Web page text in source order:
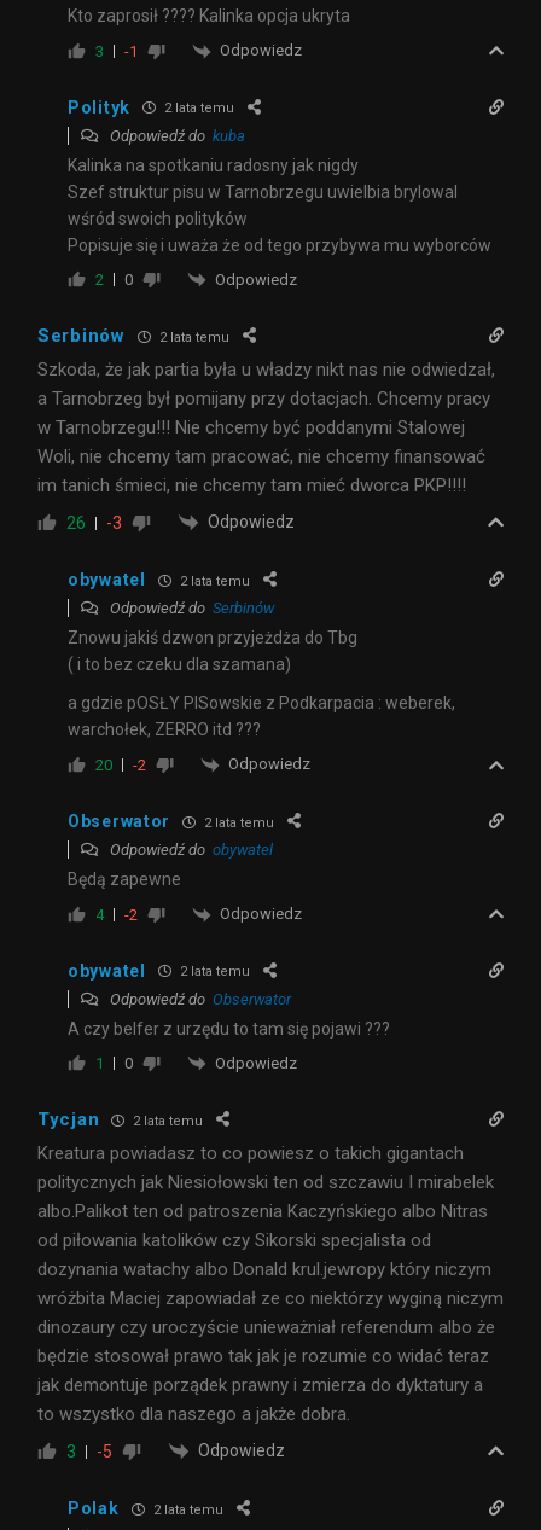
Kto zaprosił ???? Kalinka opcja ukryta
3 -1 Odpowiedz
Polityk 2 lata temu
Odpowiedź do kuba
Kalinka na spotkaniu radosny jak nigdy
Szef struktur pisu w Tarnobrzegu uwielbia brylowal
wśród swoich polityków
Popisuje się i uważa że od tego przybywa mu wyborców
2 0 Odpowiedz
Serbinów 2 lata temu
Szkoda, że jak partia była u władzy nikt nas nie odwiedzał,
a Tarnobrzeg był pomijany przy dotacjach. Chcemy pracy
w Tarnobrzegu!!! Nie chcemy być poddanymi Stalowej
Woli, nie chcemy tam pracować, nie chcemy finansować
im tanich śmieci, nie chcemy tam mieć dworca PKP!!!!
26 -3 Odpowiedz
obywatel 2 lata temu
Odpowiedź do Serbinów
Znowu jakiś dzwon przyjeżdża do Tbg
( i to bez czeku dla szamana)
a gdzie pOSŁY PISowskie z Podkarpacia : weberek,
warchołek, ZERRO itd ???
20 -2 Odpowiedz
Obserwator 2 lata temu
Odpowiedź do obywatel
Będą zapewne
4 -2 Odpowiedz
obywatel 2 lata temu
Odpowiedź do Obserwator
A czy belfer z urzędu to tam się pojawi ???
1 0 Odpowiedz
Tycjan 2 lata temu
Kreatura powiadasz to co powiesz o takich gigantach
politycznych jak Niesiołowski ten od szczawiu I mirabelek
albo.Palikot ten od patroszenia Kaczyńskiego albo Nitras
od piłowania katolików czy Sikorski specjalista od
dozynania watachy albo Donald krul.jewropy który niczym
wróżbita Maciej zapowiadał ze co niektórzy wyginą niczym
dinozaury czy uroczyście unieważniał referendum albo że
będzie stosował prawo tak jak je rozumie co widać teraz
jak demontuje porządek prawny i zmierza do dyktatury a
to wszystko dla naszego a jakże dobra.
3 -5 Odpowiedz
Polak 2 lata temu